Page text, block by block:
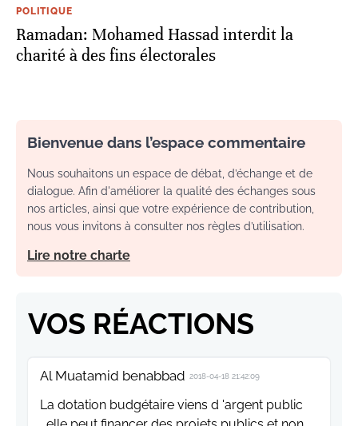
POLITIQUE
Ramadan: Mohamed Hassad interdit la
charité à des fins électorales
Bienvenue dans l’espace commentaire
Nous souhaitons un espace de débat, d’échange et de
dialogue. Afin d'améliorer la qualité des échanges sous
nos articles, ainsi que votre expérience de contribution,
nous vous invitons à consulter nos règles d’utilisation.
Lire notre charte
VOS RÉACTIONS
Al Muatamid benabbad 2018-04-18 21:42:09
La dotation budgétaire viens d 'argent public